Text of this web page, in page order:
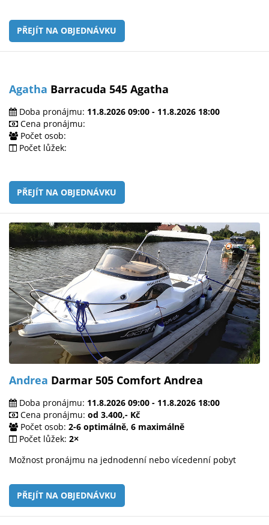
PŘEJÍT NA OBJEDNÁVKU
Agatha Barracuda 545 Agatha
Doba pronájmu: 11.8.2026 09:00 - 11.8.2026 18:00
Cena pronájmu:
Počet osob:
Počet lůžek:
PŘEJÍT NA OBJEDNÁVKU
Andrea Darmar 505 Comfort Andrea
Doba pronájmu: 11.8.2026 09:00 - 11.8.2026 18:00
Cena pronájmu: od 3.400,- Kč
Počet osob: 2-6 optimálně, 6 maximálně
Počet lůžek: 2×
Možnost pronájmu na jednodenní nebo vícedenní pobyt
PŘEJÍT NA OBJEDNÁVKU